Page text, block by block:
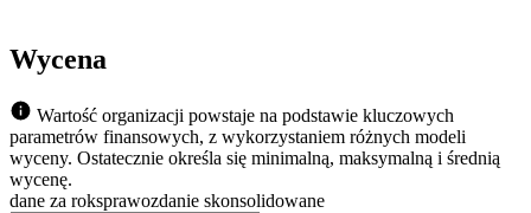
Wycena
Wartość organizacji powstaje na podstawie kluczowych
parametrów finansowych, z wykorzystaniem różnych modeli
wyceny. Ostatecznie określa się minimalną, maksymalną i średnią
wycenę.
dane za roksprawozdanie skonsolidowane